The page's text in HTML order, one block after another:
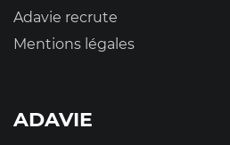
Adavie recrute
Mentions légales
ADAVIE